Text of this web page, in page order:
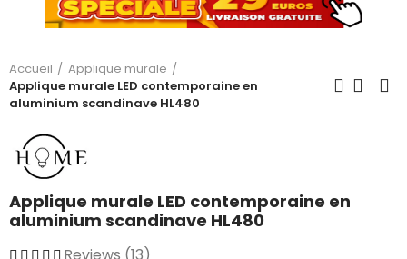
Accueil
Applique murale
Applique murale LED contemporaine en
aluminium scandinave HL480
Applique murale LED contemporaine en
aluminium scandinave HL480
Reviews (13)